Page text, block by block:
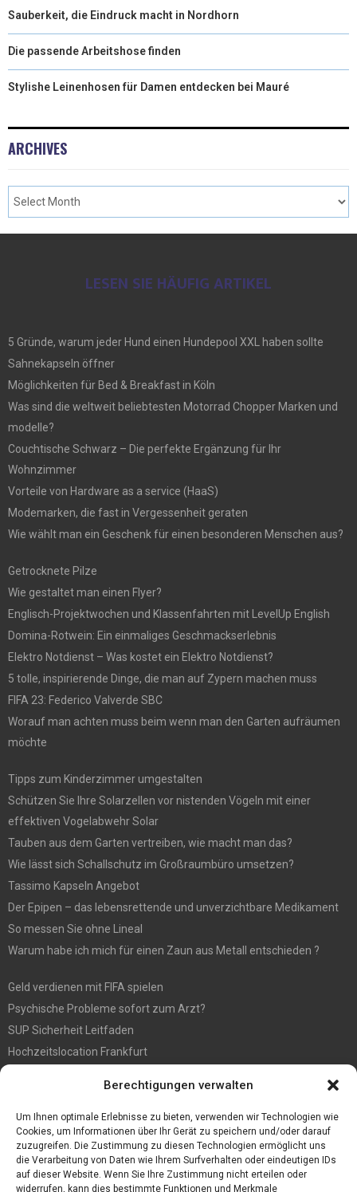
Berechtigungen verwalten
Um Ihnen optimale Erlebnisse zu bieten, verwenden wir Technologien wie
Cookies, um Informationen über Ihr Gerät zu speichern und/oder darauf
zuzugreifen. Die Zustimmung zu diesen Technologien ermöglicht uns
die Verarbeitung von Daten wie Ihrem Surfverhalten oder eindeutigen IDs
auf dieser Website. Wenn Sie Ihre Zustimmung nicht erteilen oder
widerrufen, kann dies bestimmte Funktionen und Merkmale
Sauberkeit, die Eindruck macht in Nordhorn
Die passende Arbeitshose finden
Stylishe Leinenhosen für Damen entdecken bei Mauré
ARCHIVES
LESEN SIE HÄUFIG ARTIKEL
5 Gründe, warum jeder Hund einen Hundepool XXL haben sollte
Sahnekapseln öffner
Möglichkeiten für Bed & Breakfast in Köln
Was sind die weltweit beliebtesten Motorrad Chopper Marken und
modelle?
Couchtische Schwarz – Die perfekte Ergänzung für Ihr
Wohnzimmer
Vorteile von Hardware as a service (HaaS)
Modemarken, die fast in Vergessenheit geraten
Wie wählt man ein Geschenk für einen besonderen Menschen aus?
Getrocknete Pilze
Wie gestaltet man einen Flyer?
Englisch-Projektwochen und Klassenfahrten mit LevelUp English
Domina-Rotwein: Ein einmaliges Geschmackserlebnis
Elektro Notdienst – Was kostet ein Elektro Notdienst?
5 tolle, inspirierende Dinge, die man auf Zypern machen muss
FIFA 23: Federico Valverde SBC
Worauf man achten muss beim wenn man den Garten aufräumen
möchte
Tipps zum Kinderzimmer umgestalten
Schützen Sie Ihre Solarzellen vor nistenden Vögeln mit einer
effektiven Vogelabwehr Solar
Tauben aus dem Garten vertreiben, wie macht man das?
Wie lässt sich Schallschutz im Großraumbüro umsetzen?
Tassimo Kapseln Angebot
Der Epipen – das lebensrettende und unverzichtbare Medikament
So messen Sie ohne Lineal
Warum habe ich mich für einen Zaun aus Metall entschieden ?
Geld verdienen mit FIFA spielen
Psychische Probleme sofort zum Arzt?
SUP Sicherheit Leitfaden
Hochzeitslocation Frankfurt
Großer Spaß auf der Kirmes in Bonn!
Bester Oscam- und CCcam-Server für 2021